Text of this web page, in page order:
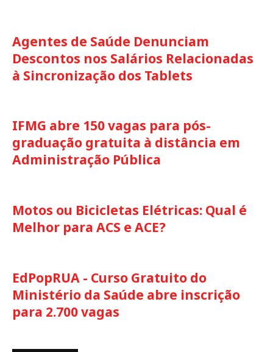
Agentes de Saúde Denunciam
Descontos nos Salários Relacionadas
à Sincronização dos Tablets
IFMG abre 150 vagas para pós-
graduação gratuita à distância em
Administração Pública
Motos ou Bicicletas Elétricas: Qual é
Melhor para ACS e ACE?
EdPopRUA - Curso Gratuito do
Ministério da Saúde abre inscrição
para 2.700 vagas